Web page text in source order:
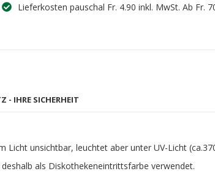
Lieferkosten pauschal Fr. 4.90 inkl. MwSt. Ab Fr.
- IHRE SICHERHEIT
Licht unsichtbar, leuchtet aber unter UV-Licht
als Diskothekeneintrittsfarbe verwendet.